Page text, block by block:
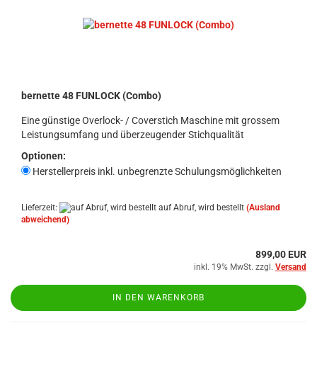
bernette 48 FUNLOCK (Combo)
Eine günstige Overlock- / Coverstich Maschine mit grossem
Leistungsumfang und überzeugender Stichqualität
Optionen:
Herstellerpreis inkl. unbegrenzte Schulungsmöglichkeiten
Lieferzeit: auf Abruf, wird bestellt (Ausland
abweichend)
899,00 EUR
inkl. 19% MwSt. zzgl. Versand
IN DEN WARENKORB